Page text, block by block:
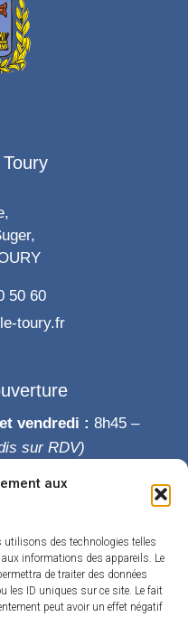
aux
utilisons des technologies telles
informations des appareils. Le
de traiter des données
les ID uniques sur ce site. Le fait
peut avoir un effet négatif
50 60
toury.fr
vendredi : 8h45 –
sur RDV)